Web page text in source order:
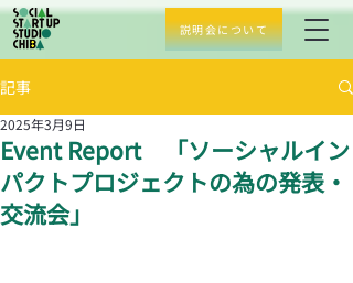
説明会について
記事
Event Report 「ソーシャルイン
パクトプロジェクトの為の発表・
交流会」
2025年3月9日